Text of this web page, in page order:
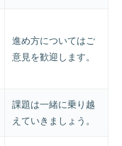
進め方についてはご
意見を歓迎します。
課題は一緒に乗り越
えていきましょう。